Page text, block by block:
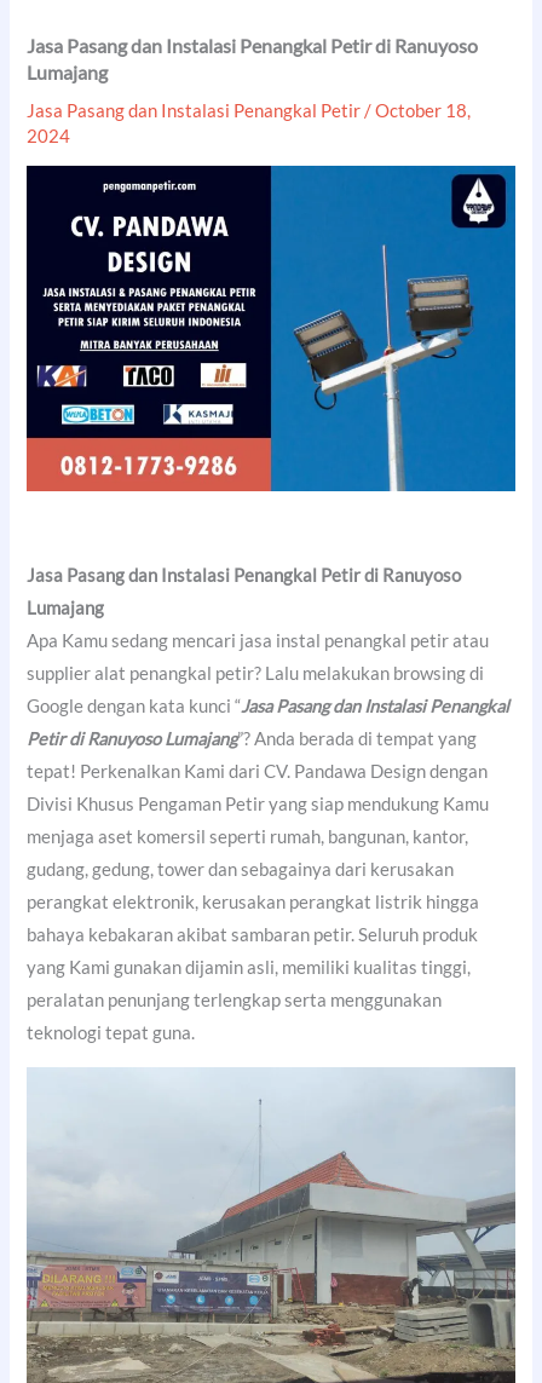
Jasa Pasang dan Instalasi Penangkal Petir di Ranuyoso
Lumajang
Jasa Pasang dan Instalasi Penangkal Petir /October 18,
2024
Jasa Pasang dan Instalasi Penangkal Petir di Ranuyoso
Lumajang
Apa Kamu sedang mencari jasa instal penangkal petir atau
supplier alat penangkal petir? Lalu melakukan browsing di
Google dengan kata kunci “Jasa Pasang dan Instalasi Penangkal
Petir di Ranuyoso Lumajang”? Anda berada di tempat yang
tepat! Perkenalkan Kami dari CV. Pandawa Design dengan
Divisi Khusus Pengaman Petir yang siap mendukung Kamu
menjaga aset komersil seperti rumah, bangunan, kantor,
gudang, gedung, tower dan sebagainya dari kerusakan
perangkat elektronik, kerusakan perangkat listrik hingga
bahaya kebakaran akibat sambaran petir. Seluruh produk
yang Kami gunakan dijamin asli, memiliki kualitas tinggi,
peralatan penunjang terlengkap serta menggunakan
teknologi tepat guna.